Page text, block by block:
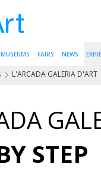
MUSEUMS FAIRS NEWS
L'ARCADA GALERIA D'ART
STEP